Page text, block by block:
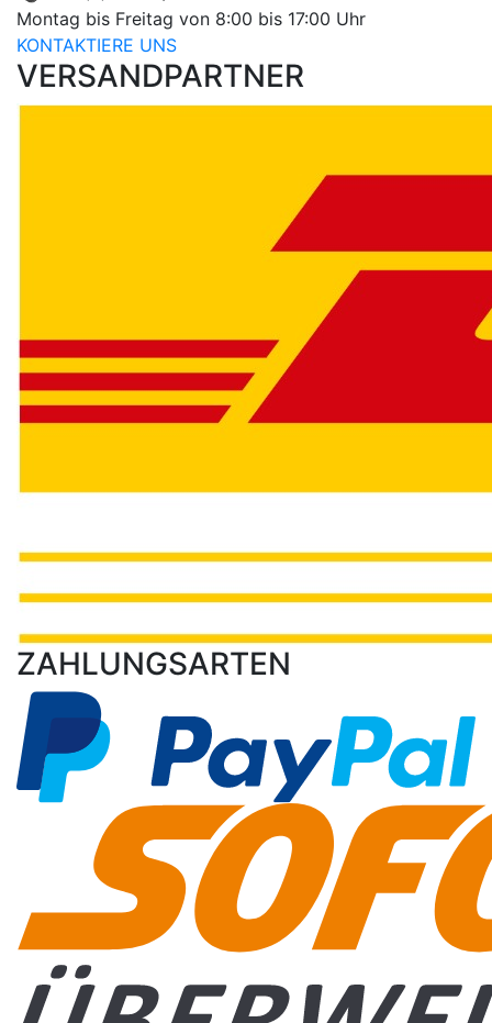
Montag bis Freitag von 8:00 bis 17:00 Uhr
KONTAKTIERE UNS
VERSANDPARTNER
ZAHLUNGSARTEN